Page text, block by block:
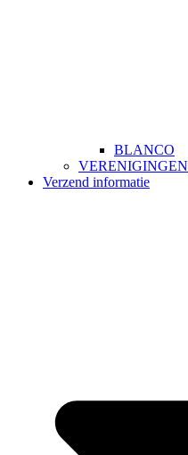
BLANCO
VERENIGINGEN
Verzend informatie